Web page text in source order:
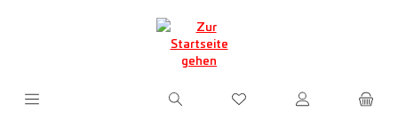
Du hast 0 Produkte auf